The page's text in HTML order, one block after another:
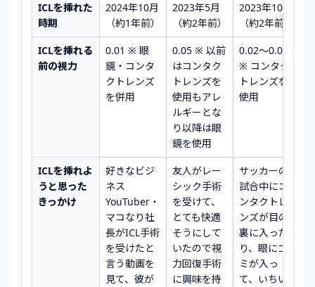
ICLを挿れた
時期
2024年10月
（約1年前）
2023年5月
（約2年前）
2023年10月
（約2年前）
ICLを挿れる
前の視力
0.01 ※ 眼
鏡・コンタ
クトレンズ
を併用
0.05 ※ 以前
はコンタク
トレンズを
使用もアレ
ルギーとな
り以降は眼
鏡を使用
0.02〜0.03
※ コンタク
トレンズを
使用
ICLを挿れよ
うと思った
きっかけ
好きなビジ
ネス
YouTuber・
マコなり社
長がICL手術
を受けたと
言う動画を
見て、彼が
友人がレー
シック手術
を受けて、
とても快適
そうにして
いたので視
力回復手術
に興味を持
サッカーの
試合中にコ
ンタクトレ
ンズが目の
裏に入った
り、眼にゴ
ミが入っ
て、いちい